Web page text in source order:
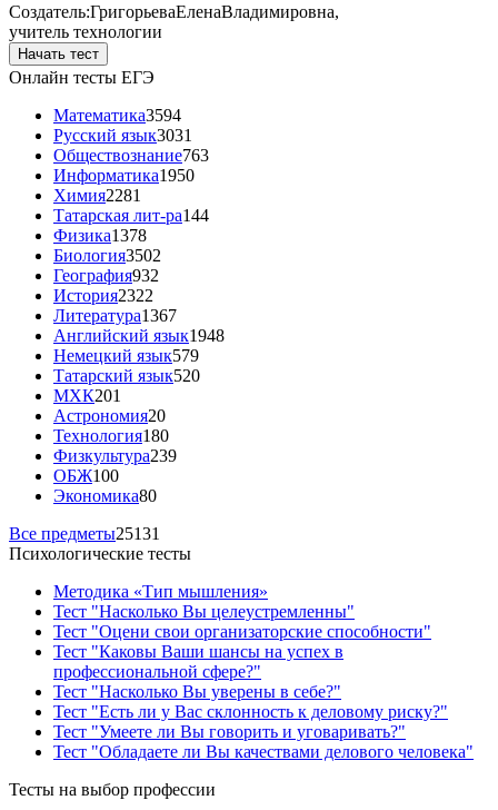
Создатель:ГригорьеваЕленаВладимировна,
учитель технологии
Начать тест
Онлайн тесты ЕГЭ
Математика3594
Русский язык3031
Обществознание763
Информатика1950
Химия2281
Татарская лит-ра144
Физика1378
Биология3502
География932
История2322
Литература1367
Английский язык1948
Немецкий язык579
Татарский язык520
МХК201
Астрономия20
Технология180
Физкультура239
ОБЖ100
Экономика80
Все предметы25131
Психологические тесты
Методика «Тип мышления»
Тест "Насколько Вы целеустремленны"
Тест "Оцени свои организаторские способности"
Тест "Каковы Ваши шансы на успех в
профессиональной сфере?"
Тест "Насколько Вы уверены в себе?"
Тест "Есть ли у Вас склонность к деловому риску?"
Тест "Умеете ли Вы говорить и уговаривать?"
Тест "Обладаете ли Вы качествами делового человека"
Тесты на выбор профессии